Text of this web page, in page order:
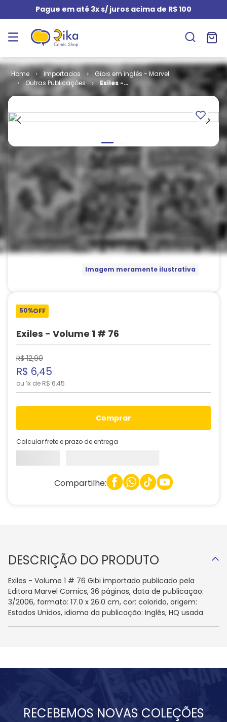
Pague em até 3x s/ juros acima de R$ 100
Importados
Gibis em inglês - Marvel
Outras Publicações
Exiles -
Volume 1 # 76
Imagem meramente ilustrativa
50%OFF
Exiles - Volume 1 # 76
R$ 12,90
R$ 6,45
ou 1x de R$ 6,45
comprar
Calcular frete e prazo de entrega
Compartilhe:
DESCRIÇÃO DO PRODUTO
Exiles - Volume 1 # 76 Gibi importado publicado pela
Editora Marvel Comics, 36 páginas, data de publicação:
3/2006, formato: 17.0 x 26.0 cm, cor: colorido, origem:
Estados Unidos, idioma da publicação: Inglês, HQ usada
RECEBEMOS NOVAS COLEÇÕES